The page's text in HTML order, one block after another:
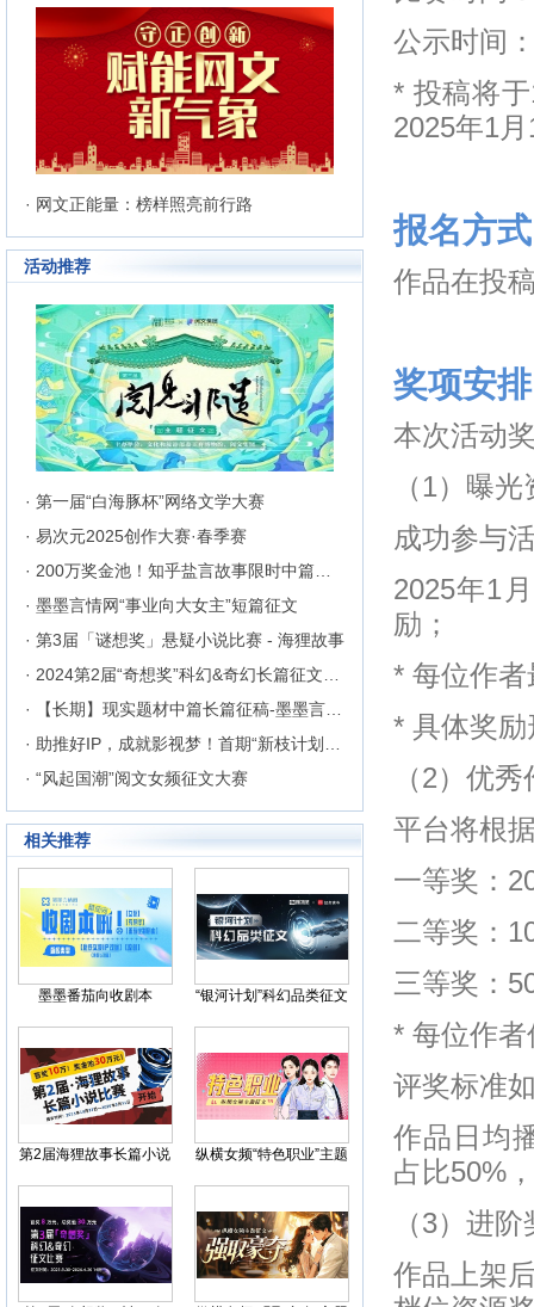
和两万余名签约作者在这个平台上
日更不辍，为广大网络文学爱好者
献上了一部又一部可以堪称经典的
网络文学著作。其中得以出版作品
的作者达到3000人，每天有近1万
新用户注册、750部新作品诞生，
两本新书被成功代理出版，上百部
作品签约影视，过万部作品引入手
机分销渠道，其口碑卓著的良心服
立起极高声望。 历经十二年的风
雨，晋江文学城已经从一个简单的
文学爱好者的集散地快速且稳健地
成长为行业内的翘楚，为1300万
来自不同地区和国家的注册用户突
破地区、种族、语言和国家的障碍
聚集在这里的网络文学同好们构建
起创作交流与沟通的平台。
写作
有长
5600
· 网文正能量：榜样照亮前行路
活动推荐
· 第一届“白海豚杯”网络文学大赛
· 易次元2025创作大赛·春季赛
· 墨墨言情网“事业向大女主”短篇征文
· 第3届「谜想奖」悬疑小说比赛 - 海狸故事
· “风起国潮”阅文女频征文大赛
相关推荐
墨墨番茄向收剧本 “银河计划”科幻品类征文
第2届海狸故事长篇小说
纵横女频“特色职业”主题
公示时间
* 投稿将
2025年1
报名方式
作品在投
奖项安排
本次活动
（1）曝
成功参与
2025年1
励；
* 每位作
* 具体奖
（2）优
平台将根
一等奖：
二等奖：
三等奖：
* 每位作
评奖标准
作品日均
占比50%
（3）进阶
作品上架